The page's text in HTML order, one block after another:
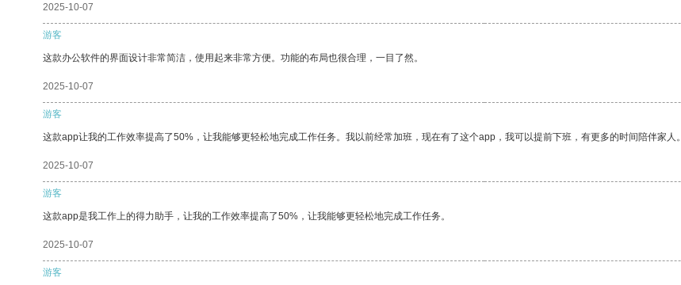
2025-10-07
游客
这款办公软件的界面设计非常简洁，使用起来非常方便。功能的布局也很合理，一目了然。
2025-10-07
游客
这款app让我的工作效率提高了50%，让我能够更轻松地完成工作任务。我以前经常加班，现在有了这个app，我可以提前下班，有更多的时间陪伴家人。
2025-10-07
游客
这款app是我工作上的得力助手，让我的工作效率提高了50%，让我能够更轻松地完成工作任务。
2025-10-07
游客